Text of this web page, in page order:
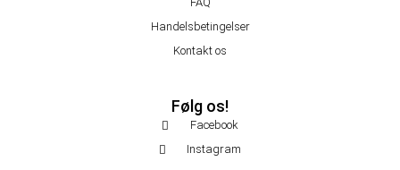
Handelsbetingelser
Kontakt os
Følg os!
Facebook
Instagram